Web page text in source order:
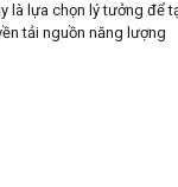
là lựa chọn lý tưởng để
tải nguồn năng lượng